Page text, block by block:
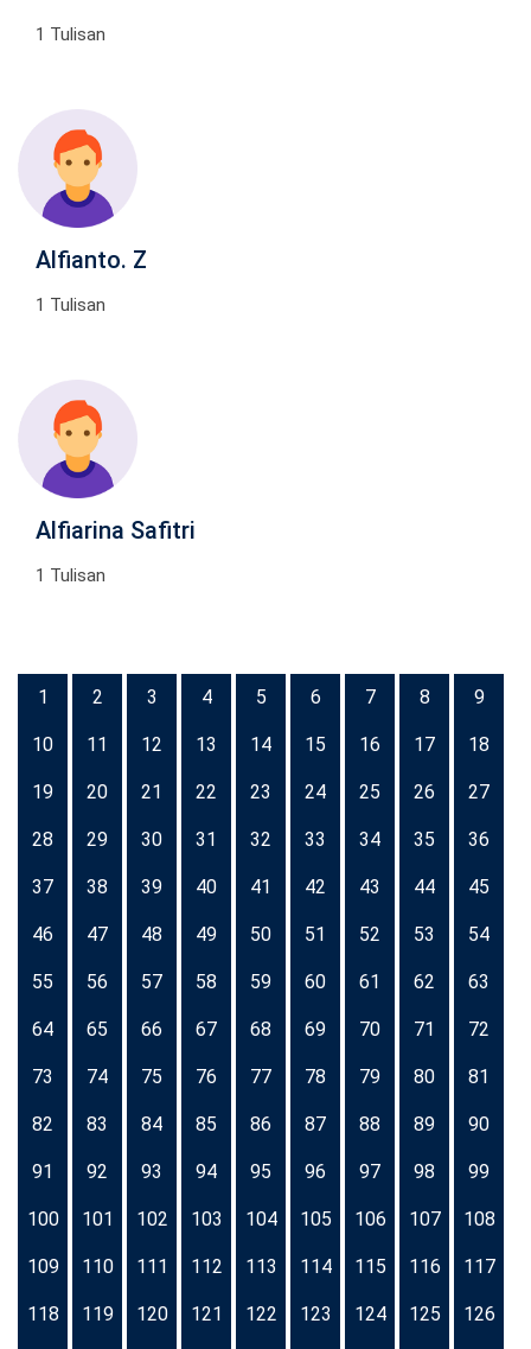
1 Tulisan
Alfianto. Z
1 Tulisan
Alfiarina Safitri
1 Tulisan
1 2 3 4 5 6 7 8 9
10 11 12 13 14 15 16 17 18
19 20 21 22 23 24 25 26 27
28 29 30 31 32 33 34 35 36
37 38 39 40 41 42 43 44 45
46 47 48 49 50 51 52 53 54
55 56 57 58 59 60 61 62 63
64 65 66 67 68 69 70 71 72
73 74 75 76 77 78 79 80 81
82 83 84 85 86 87 88 89 90
91 92 93 94 95 96 97 98 99
100 101 102 103 104 105 106 107 108
109 110 111 112 113 114 115 116 117
118 119 120 121 122 123 124 125 126